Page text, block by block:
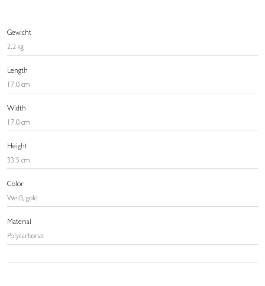
Gewicht
2.2 kg
Length
17.0 cm
Width
17.0 cm
Height
33.5 cm
Color
Weiß, gold
Material
Polycarbonat